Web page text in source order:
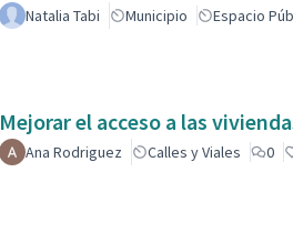
Natalia Tabi Municipio Espacio
Mejorar el acceso a las
Ana Rodriguez Calles y Viales 0